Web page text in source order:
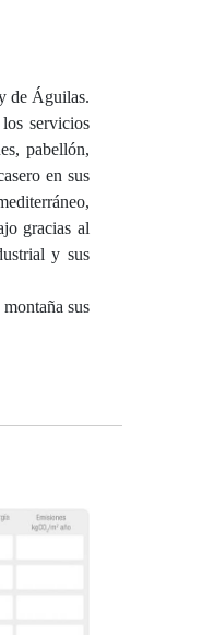
de Águilas.
servicios
pabellón,
en sus
gracias al
y sus
sus